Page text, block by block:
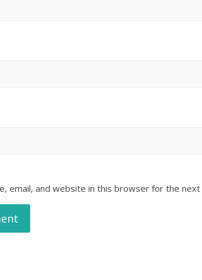
email, and website in this browser for the